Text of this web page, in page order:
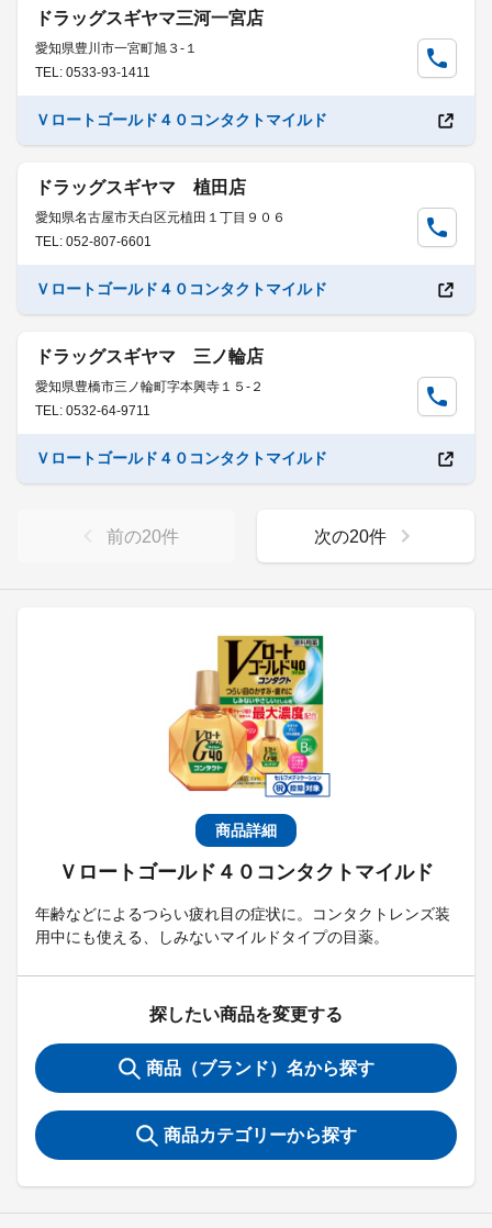
商品詳細
Ｖロートゴールド４０コンタクトマイルド
年齢などによるつらい疲れ目の症状に。コンタクトレンズ装
用中にも使える、しみないマイルドタイプの目薬。
探したい商品を変更する
商品（ブランド）名から探す
商品カテゴリーから探す
ドラッグスギヤマ三河一宮店
愛知県豊川市一宮町旭３-１
TEL: 0533-93-1411
Ｖロートゴールド４０コンタクトマイルド
ドラッグスギヤマ 植田店
愛知県名古屋市天白区元植田１丁目９０６
TEL: 052-807-6601
Ｖロートゴールド４０コンタクトマイルド
ドラッグスギヤマ 三ノ輪店
愛知県豊橋市三ノ輪町字本興寺１５-２
TEL: 0532-64-9711
Ｖロートゴールド４０コンタクトマイルド
前の20件 次の20件